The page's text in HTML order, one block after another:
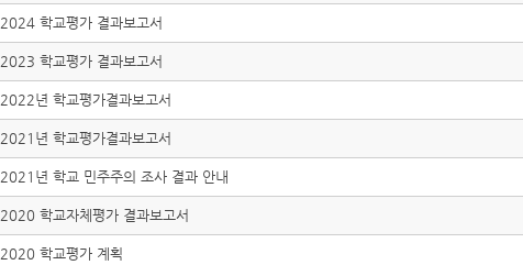
2024 학교평가 결과보고서
2023 학교평가 결과보고서
2022년 학교평가결과보고서
2021년 학교평가결과보고서
2021년 학교 민주주의 조사 결과 안내
2020 학교자체평가 결과보고서
2020 학교평가 계획